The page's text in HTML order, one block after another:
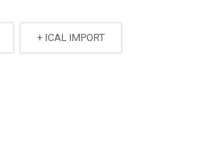
+ ICAL IMPORT